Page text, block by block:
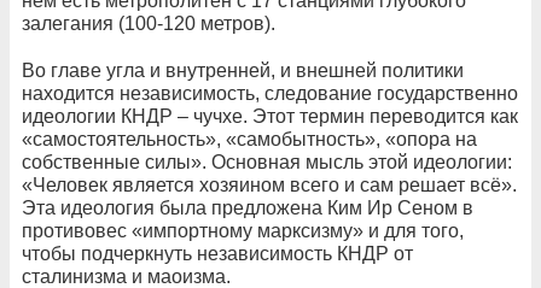
залегания (100-120 метров).
Во главе угла и внутренней, и внешней политики
находится независимость, следование государственно
идеологии КНДР – чучхе. Этот термин переводится как
«самостоятельность», «самобытность», «опора на
собственные силы». Основная мысль этой идеологии:
«Человек является хозяином всего и сам решает всё».
Эта идеология была предложена Ким Ир Сеном в
противовес «импортному марксизму» и для того,
чтобы подчеркнуть независимость КНДР от
сталинизма и маоизма.